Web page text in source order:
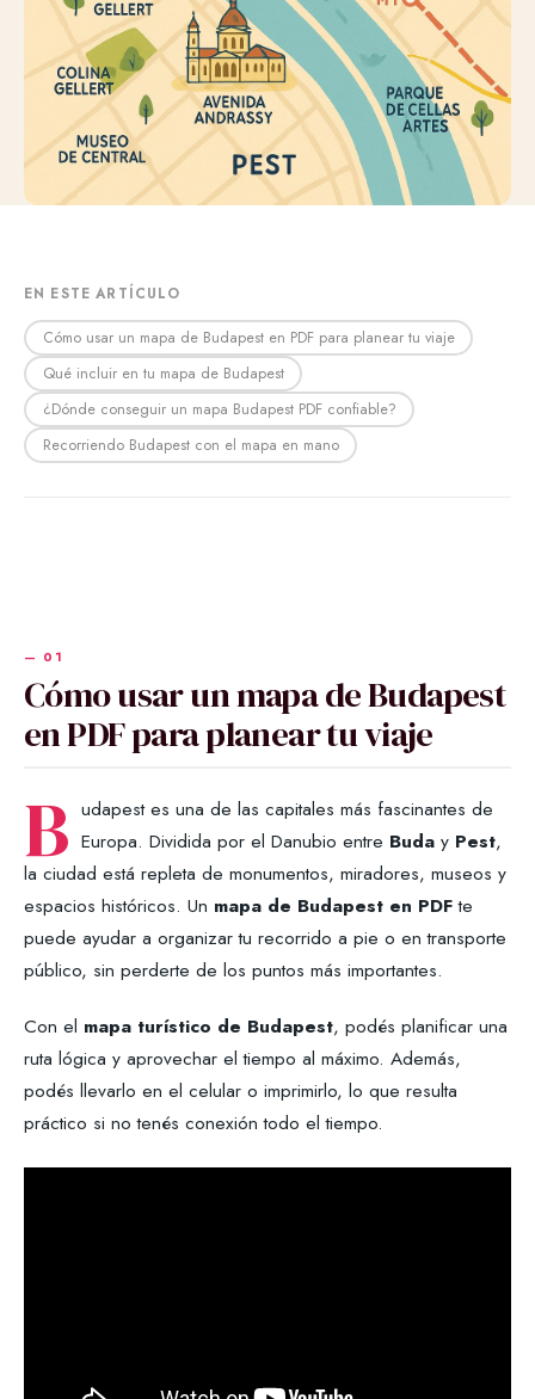
EN ESTE ARTÍCULO
Cómo usar un mapa de Budapest en PDF para planear tu viaje
Qué incluir en tu mapa de Budapest
¿Dónde conseguir un mapa Budapest PDF confiable?
Recorriendo Budapest con el mapa en mano
Cómo usar un mapa de Budapest
en PDF para planear tu viaje
B udapest es una de las capitales más fascinantes de
Europa. Dividida por el Danubio entre Buda y Pest,
la ciudad está repleta de monumentos, miradores, museos y
espacios históricos. Un mapa de Budapest en PDFte
puede ayudar a organizar tu recorrido a pie o en transporte
público, sin perderte de los puntos más importantes.
Con el mapa turístico de Budapest, podés planificar una
ruta lógica y aprovechar el tiempo al máximo. Además,
podés llevarlo en el celular o imprimirlo, lo que resulta
práctico si no tenés conexión todo el tiempo.